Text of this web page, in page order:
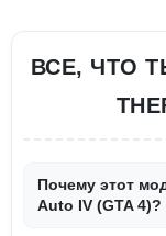
ВСЕ, ЧТО
Почему этот
Auto IV (GTA 4)?